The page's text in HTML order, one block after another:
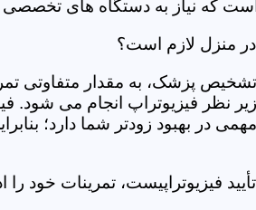
که نیاز به دستگاه های تخصصی
در منزل لازم است؟
تشخیص پزشک، به مقدار متفاوتی
نظر فیزیوتراپ انجام می شود.
در بهبود زودتر شما دارد؛
فیزیوتراپیست، تمرینات خود را